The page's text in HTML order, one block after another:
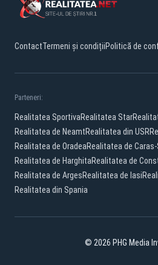
ContactTermeni și condițiiPolitică de
Parteneri:
Realitatea SportivaRealitatea Star
Realitatea de NeamtRealitatea din USR
Realitatea de OradeaRealitatea de
Realitatea de HarghitaRealitatea de
Realitatea de ArgesRealitatea de Iasi
Realitatea din Spania
© 2026 PHG Media